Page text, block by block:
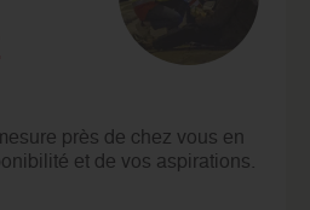
près de chez vous en
et de vos aspirations.